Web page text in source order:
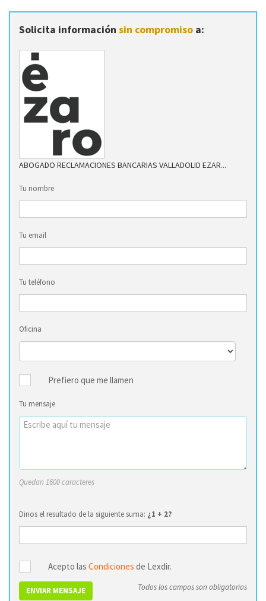
Solicita información sin compromiso a:
ABOGADO RECLAMACIONES BANCARIAS VALLADOLID EZAR...
Tu nombre
Tu email
Tu teléfono
Oficina
Prefiero que me llamen
Tu mensaje
Quedan 1600 caracteres
Dinos el resultado de la siguiente suma: ¿1 + 2?
Acepto las Condiciones de Lexdir.
ENVIAR MENSAJE Todos los campos son obligatorios